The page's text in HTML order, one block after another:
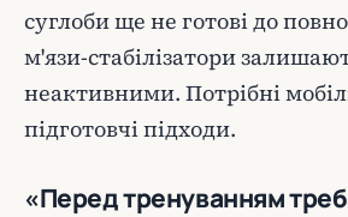
суглоби ще не готові до
м'язи-стабілізатори
неактивними. Потрібні
підготовчі підходи.
«Перед тренуванням